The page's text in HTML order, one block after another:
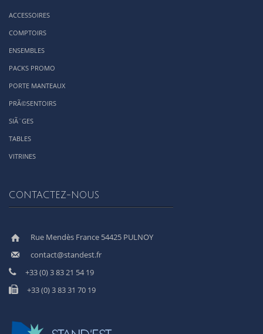
ACCESSOIRES
COMPTOIRS
ENSEMBLES
PACKS PROMO
PORTE MANTEAUX
PRÃ©SENTOIRS
SIÃ¨GES
TABLES
VITRINES
CONTACTEZ-NOUS
Rue Mendès France 54425 PULNOY
contact@standest.fr
+33 (0) 3 83 21 54 19
+33 (0) 3 83 31 70 19